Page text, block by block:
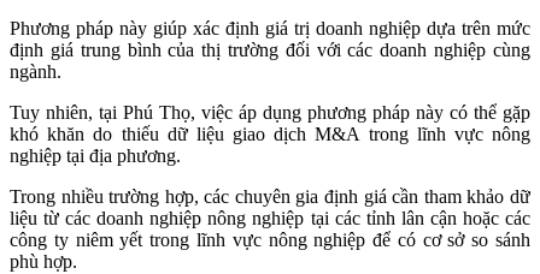
Phương pháp này giúp xác định giá trị doanh nghiệp dựa trên mức
định giá trung bình của thị trường đối với các doanh nghiệp cùng
ngành.
Tuy nhiên, tại Phú Thọ, việc áp dụng phương pháp này có thể gặp
khó khăn do thiếu dữ liệu giao dịch M&A trong lĩnh vực nông
nghiệp tại địa phương.
Trong nhiều trường hợp, các chuyên gia định giá cần tham khảo dữ
liệu từ các doanh nghiệp nông nghiệp tại các tỉnh lân cận hoặc các
công ty niêm yết trong lĩnh vực nông nghiệp để có cơ sở so sánh
phù hợp.